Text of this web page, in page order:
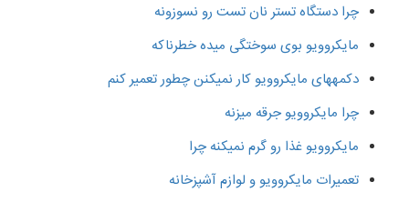
چرا دستگاه تستر نان تست رو نسوزونه
مایکروویو بوی سوختگی میده خطرناکه
دکمههای مایکروویو کار نمیکنن چطور تعمیر کنم
چرا مایکروویو جرقه میزنه
مایکروویو غذا رو گرم نمیکنه چرا
تعمیرات مایکروویو و لوازم آشپزخانه